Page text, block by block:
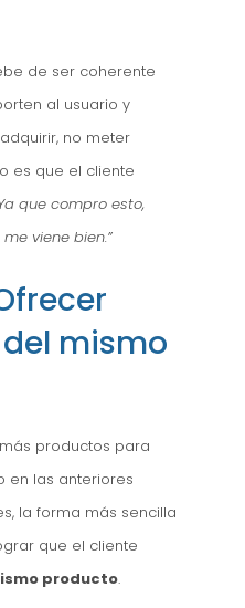
de ser coherente
al usuario y
no meter
es que el cliente
que compro esto,
viene bien.”
mismo
productos para
en las anteriores
la forma más sencilla
que el cliente
producto.